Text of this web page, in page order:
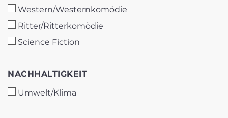
Western/Westernkomödie
Ritter/Ritterkomödie
Science Fiction
NACHHALTIGKEIT
NACHHALTIGKEIT
Umwelt/Klima